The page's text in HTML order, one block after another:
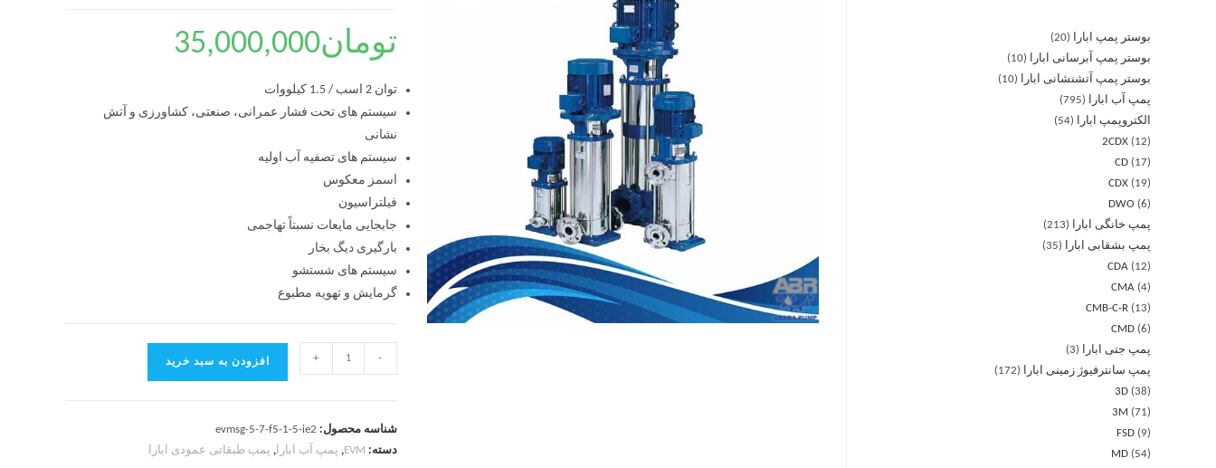
تومان35,000,000
توان 2 اسب / 1.5 کیلووات
سیستم های تحت فشار عمرانی، صنعتی، کشاورزی و آتش
نشانی
سیستم های تصفیه آب اولیه
اسمز معکوس
فیلتراسیون
جابجایی مایعات نسبتاً تهاجمی
بارگیری دیگ بخار
سیستم های شستشو
گرمایش و تهویه مطبوع
-
+ افزودن به سبد خرید
شناسه محصول: evmsg-5-7-f5-1-5-ie2
دسته: EVM
, پمپ آب ابارا, پمپ طبقاتی عمودی ابارا
بوستر پمپ ابارا
20
بوستر پمپ آبرسانی ابارا
10
بوستر پمپ آتشنشانی ابارا
10
پمپ آب ابارا
795
الکتروپمپ ابارا
54
2CDX
12
CD
17
CDX
19
DWO
6
پمپ خانگی ابارا
213
پمپ بشقابی ابارا
35
CDA
12
CMA 4
CMB-C-R
13
CMD 6
پمپ جتی ابارا
3
پمپ سانترفیوژ زمینی ابارا
172
3D 38
3M
71
FSD
9
MD
54